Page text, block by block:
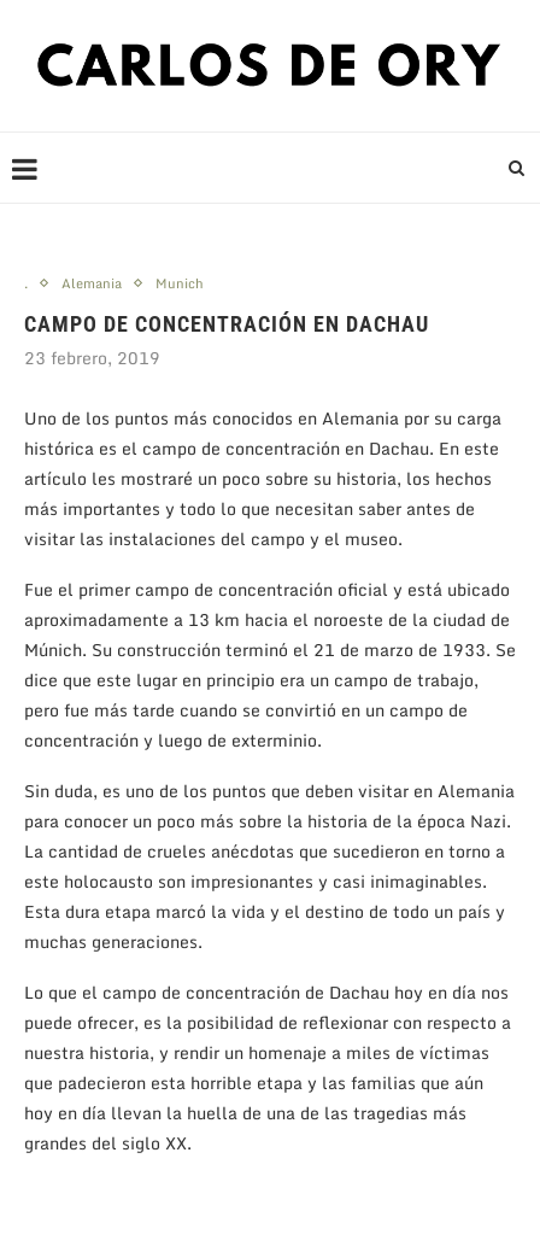
. Alemania Munich
CAMPO DE CONCENTRACIÓN EN DACHAU
23 febrero, 2019
Uno de los puntos más conocidos en Alemania por su carga
histórica es el campo de concentración en Dachau. En este
artículo les mostraré un poco sobre su historia, los hechos
más importantes y todo lo que necesitan saber antes de
visitar las instalaciones del campo y el museo.
Fue el primer campo de concentración oficial y está ubicado
aproximadamente a 13 km hacia el noroeste de la ciudad de
Múnich. Su construcción terminó el 21 de marzo de 1933. Se
dice que este lugar en principio era un campo de trabajo,
pero fue más tarde cuando se convirtió en un campo de
concentración y luego de exterminio.
Sin duda, es uno de los puntos que deben visitar en Alemania
para conocer un poco más sobre la historia de la época Nazi.
La cantidad de crueles anécdotas que sucedieron en torno a
este holocausto son impresionantes y casi inimaginables.
Esta dura etapa marcó la vida y el destino de todo un país y
muchas generaciones.
Lo que el campo de concentración de Dachau hoy en día nos
puede ofrecer, es la posibilidad de reflexionar con respecto a
nuestra historia, y rendir un homenaje a miles de víctimas
que padecieron esta horrible etapa y las familias que aún
hoy en día llevan la huella de una de las tragedias más
grandes del siglo XX.